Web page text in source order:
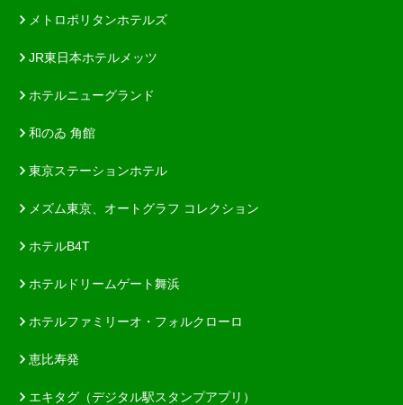
メトロポリタンホテルズ
JR東日本ホテルメッツ
ホテルニューグランド
和のゐ 角館
東京ステーションホテル
メズム東京、オートグラフ コレクション
ホテルB4T
ホテルドリームゲート舞浜
ホテルファミリーオ・フォルクローロ
恵比寿発
エキタグ（デジタル駅スタンプアプリ）